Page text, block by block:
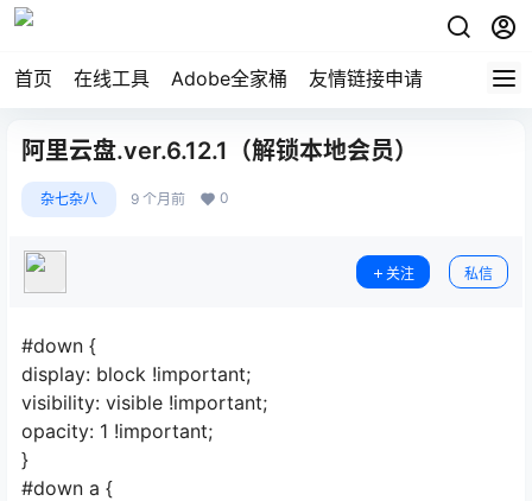
首页 在线工具 Adobe全家桶 友情链接申请
阿里云盘.ver.6.12.1（解锁本地会员）
杂七杂八 9 个月前 0
关注 私信
#down {
display: block !important;
visibility: visible !important;
opacity: 1 !important;
}
#down a {